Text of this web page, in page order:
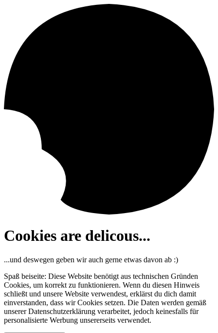
Cookies are delicous...
...und deswegen geben wir auch gerne etwas davon ab :)
Spaß beiseite: Diese Website benötigt aus technischen Gründen
Cookies, um korrekt zu funktionieren. Wenn du diesen Hinweis
schließt und unsere Website verwendest, erklärst du dich damit
einverstanden, dass wir Cookies setzen. Die Daten werden gemäß
unserer Datenschutzerklärung verarbeitet, jedoch keinesfalls für
personalisierte Werbung unsererseits verwendet.